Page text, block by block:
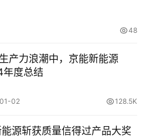
48
产力浪潮中，京能新能源
度总结
02 128.5K
源斩获质量信得过产品大奖